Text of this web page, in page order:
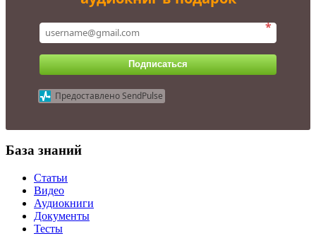
*
Подписаться
Предоставлено SendPulse
База знаний
Статьи
Видео
Аудиокниги
Документы
Тесты